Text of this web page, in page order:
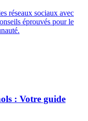
réseaux sociaux avec
éprouvés pour le
: Votre guide